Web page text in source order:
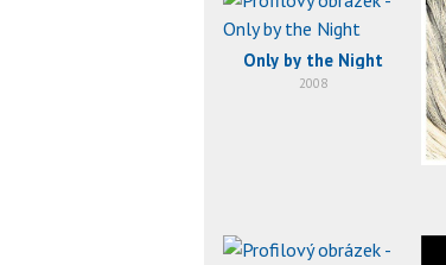
Only by the Night
2008